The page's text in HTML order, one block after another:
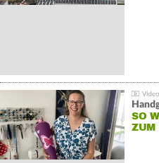
SO
ZUM